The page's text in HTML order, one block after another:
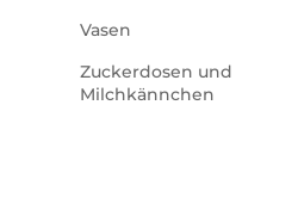
Vasen
Zuckerdosen und
Milchkännchen